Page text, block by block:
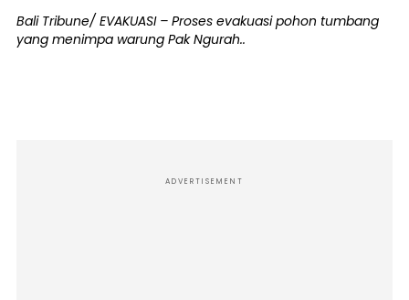
Bali Tribune/ EVAKUASI – Proses evakuasi pohon tumbang
yang menimpa warung Pak Ngurah..
ADVERTISEMENT